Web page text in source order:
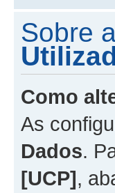
Sobre
Como
As
Dados.
[UCP],